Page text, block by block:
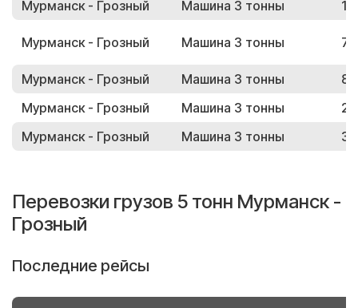
Мурманск - Грозный
Машина 3 тонны
Мурманск - Грозный Машина 3 тонны
Мурманск - Грозный Машина 3 тонны
Мурманск - Грозный
Машина 3 тонны
Мурманск - Грозный
Машина 3 тонны
Перевозки грузов 5 тонн Мурманск -
Грозный
Последние рейсы